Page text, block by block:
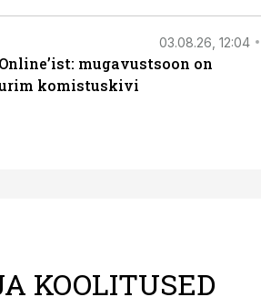
03.08.26, 12:04
mugavustsoon on
komistuskivi
KOOLITUSED